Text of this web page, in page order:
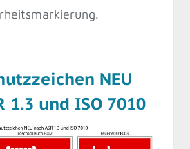
NEU
1.3 und ISO 7010